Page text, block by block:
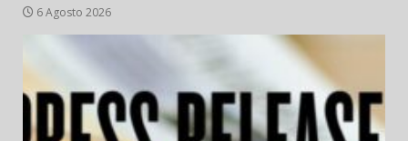
6 Agosto 2026